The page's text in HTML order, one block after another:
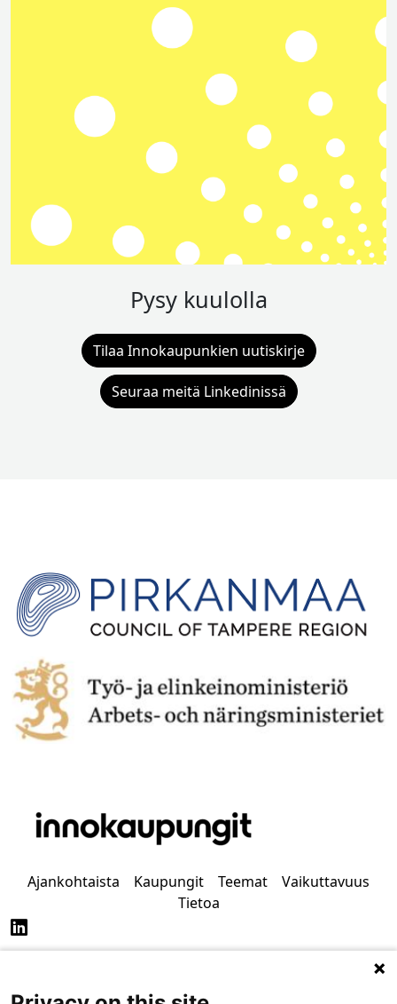
Pysy kuulolla
Tilaa Innokaupunkien uutiskirje
Seuraa meitä Linkedinissä
Ajankohtaista Kaupungit Teemat
Vaikuttavuus
Tietoa